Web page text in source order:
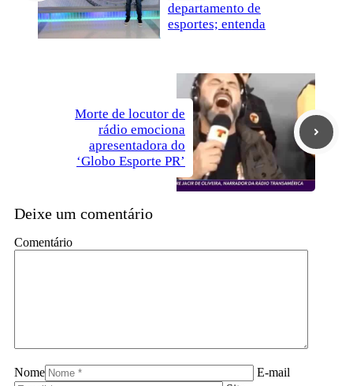
departamento de
esportes; entenda
Morte de locutor de
rádio emociona
apresentadora do
‘Globo Esporte PR’
Deixe um comentário
Comentário
Nome
E-mail